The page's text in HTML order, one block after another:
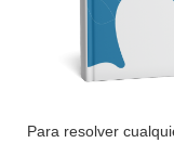
Para resolver